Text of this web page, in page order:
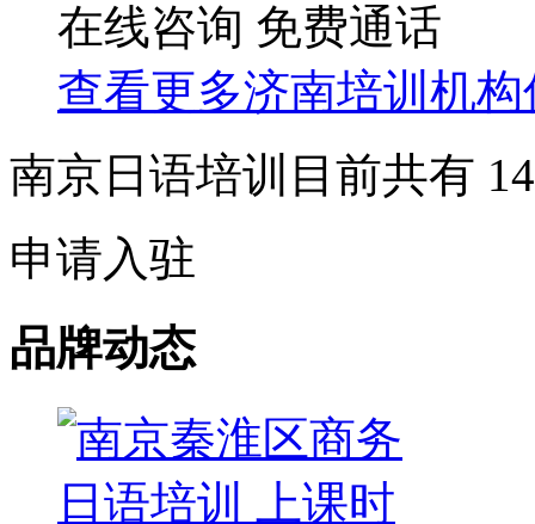
在线咨询 免费通话
查看更多济南培训机构
南京日语培训目前共有 14
申请入驻
品牌动态